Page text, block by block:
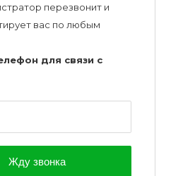
перезвонит и
вас по любым
для связи с